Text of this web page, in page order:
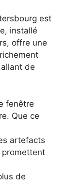
est
installé
offre une
de
fenêtre
Que ce
artefacts
promettent
de